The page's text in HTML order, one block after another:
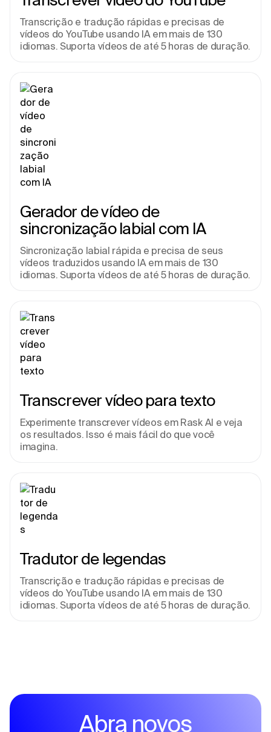
Transcrição e tradução rápidas e precisas de
vídeos do YouTube usando IA em mais de 130
idiomas. Suporta vídeos de até 5 horas de duração.
Gerador de vídeo de
sincronização labial com IA
Sincronização labial rápida e precisa de seus
vídeos traduzidos usando IA em mais de 130
idiomas. Suporta vídeos de até 5 horas de duração.
Transcrever vídeo para texto
Experimente transcrever vídeos em Rask AI e veja
os resultados. Isso é mais fácil do que você
imagina.
Tradutor de legendas
Transcrição e tradução rápidas e precisas de
vídeos do YouTube usando IA em mais de 130
idiomas. Suporta vídeos de até 5 horas de duração.
Abra novos